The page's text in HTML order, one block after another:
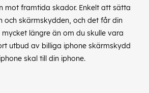
mot framtida skador. Enkelt att sätta
och skärmskydden, och det får din
längre än om du skulle vara
utbud av billiga iphone skärmskydd
skal till din iphone.